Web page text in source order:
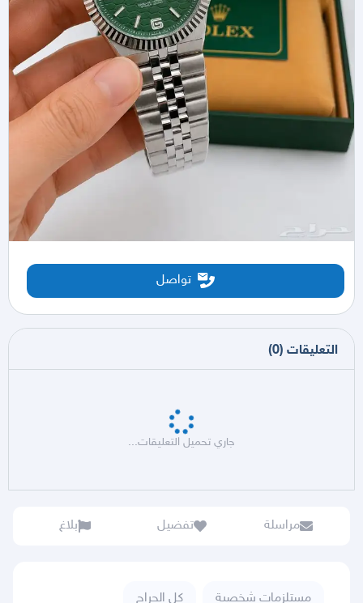
تواصل
التعليقات (
0
)
جاري تحميل التعليقات...
مراسلة تفضيل بلاغ
مستلزمات شخصية كل الحراج